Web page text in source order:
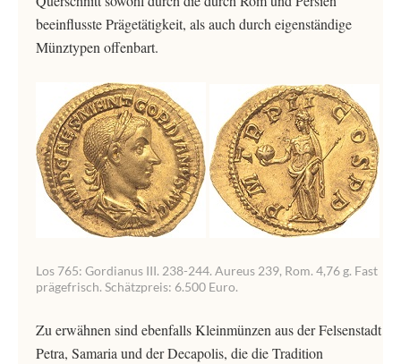
beeinflusste Prägetätigkeit, als auch durch eigenständige
Münztypen offenbart.
Los 765: Gordianus III. 238-244. Aureus 239, Rom. 4,76 g. Fast
prägefrisch. Schätzpreis: 6.500 Euro.
Zu erwähnen sind ebenfalls Kleinmünzen aus der Felsenstadt
Petra, Samaria und der Decapolis, die die Tradition